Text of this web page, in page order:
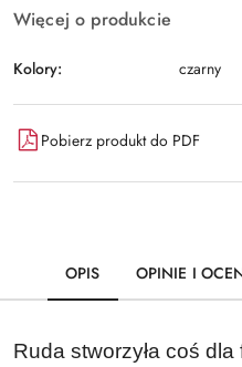
Więcej o produkcie
Kolory: czarny
Pobierz produkt do PDF
OPIS OPINIE I
Ruda stworzyła coś